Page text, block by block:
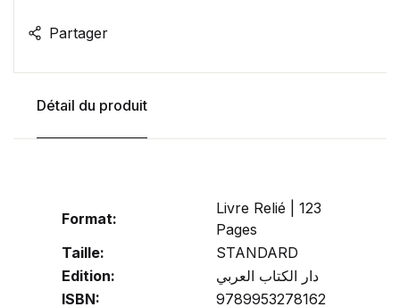
Partager
Détail du produit
Format:
Livre Relié | 123
Pages
Taille:
STANDARD
Edition:
دار الكتاب العربي
ISBN:
9789953278162